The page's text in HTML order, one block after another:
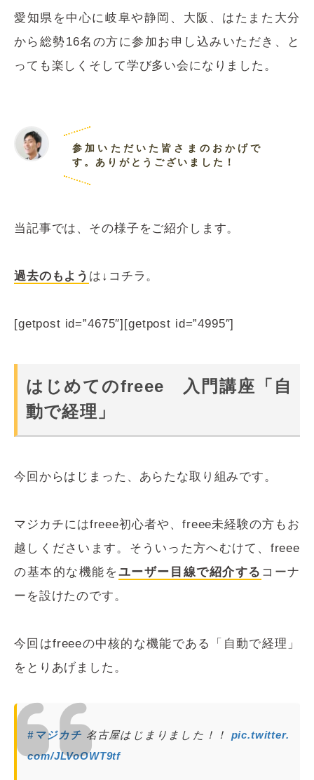
愛知県を中心に岐阜や静岡、大阪、はたまた大分
から総勢16名の方に参加お申し込みいただき、と
っても楽しくそして学び多い会になりました。
参加いただいた皆さまのおかげで
す。ありがとうございました！
当記事では、その様子をご紹介します。
過去のもよう は↓コチラ。
[getpost id=”4675″][getpost id=”4995″]
はじめてのfreee 入門講座「自
動で経理」
今回からはじまった、あらたな取り組みです。
マジカチにはfreee初心者や、freee未経験の方もお
越しくださいます。そういった方へむけて、freee
の基本的な機能をユーザー目線で紹介する コーナ
ーを設けたのです。
今回はfreeeの中核的な機能である「自動で経理」
をとりあげました。
#マジカチ 名古屋はじまりました！！ pic.twitter.
com/JLVoOWT9tf